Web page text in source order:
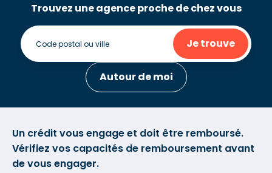
Trouvez une agence proche de chez vous
Je trouve
Autour de moi
Un crédit vous engage et doit être remboursé.
Vérifiez vos capacités de remboursement avant
de vous engager.